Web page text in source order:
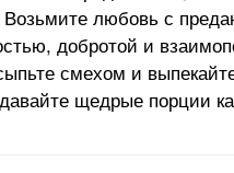
любовь с
добротой и
смехом и
щедрые порции